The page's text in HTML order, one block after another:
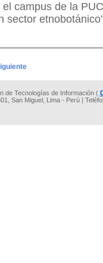
campus de la
sector
de Tecnologías de Información (
San Miguel, Lima - Perú |